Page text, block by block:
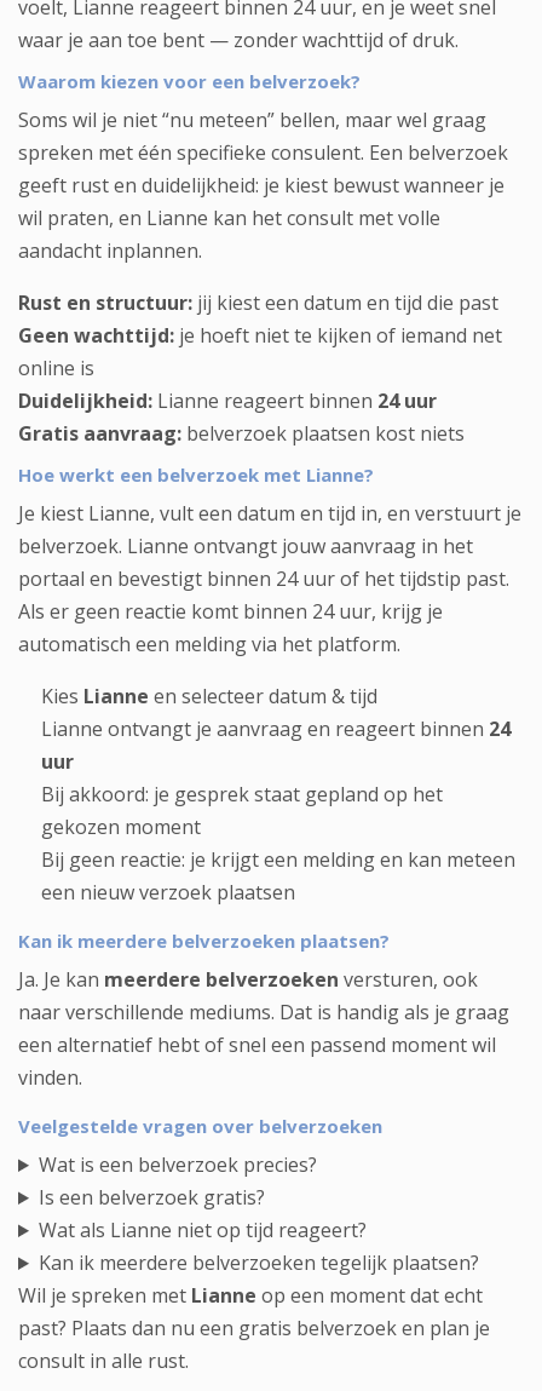
voelt, Lianne reageert binnen 24 uur, en je weet snel
waar je aan toe bent — zonder wachttijd of druk.
Waarom kiezen voor een belverzoek?
Soms wil je niet “nu meteen” bellen, maar wel graag
spreken met één specifieke consulent. Een belverzoek
geeft rust en duidelijkheid: je kiest bewust wanneer je
wil praten, en Lianne kan het consult met volle
aandacht inplannen.
Rust en structuur: jij kiest een datum en tijd die past
Geen wachttijd: je hoeft niet te kijken of iemand net
online is
Duidelijkheid: Lianne reageert binnen 24 uur
Gratis aanvraag: belverzoek plaatsen kost niets
Hoe werkt een belverzoek met Lianne?
Je kiest Lianne, vult een datum en tijd in, en verstuurt je
belverzoek. Lianne ontvangt jouw aanvraag in het
portaal en bevestigt binnen 24 uur of het tijdstip past.
Als er geen reactie komt binnen 24 uur, krijg je
automatisch een melding via het platform.
Kies Lianne en selecteer datum & tijd
Lianne ontvangt je aanvraag en reageert binnen 24
uur
Bij akkoord: je gesprek staat gepland op het
gekozen moment
Bij geen reactie: je krijgt een melding en kan meteen
een nieuw verzoek plaatsen
Kan ik meerdere belverzoeken plaatsen?
Ja. Je kan meerdere belverzoeken versturen, ook
naar verschillende mediums. Dat is handig als je graag
een alternatief hebt of snel een passend moment wil
vinden.
Veelgestelde vragen over belverzoeken
Wat is een belverzoek precies?
Is een belverzoek gratis?
Wat als Lianne niet op tijd reageert?
Kan ik meerdere belverzoeken tegelijk plaatsen?
Wil je spreken met Lianne op een moment dat echt
past? Plaats dan nu een gratis belverzoek en plan je
consult in alle rust.